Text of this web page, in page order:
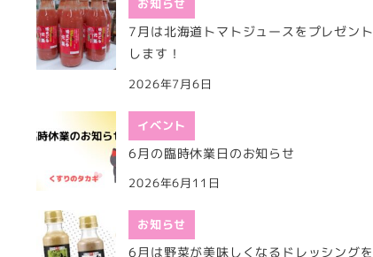
お知らせ
7月は北海道トマトジュースをプレゼント
します！
2026年7月6日
イベント
6月の臨時休業日のお知らせ
2026年6月11日
お知らせ
6月は野菜が美味しくなるドレッシングを